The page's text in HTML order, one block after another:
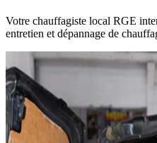
Votre chauffagiste local RGE
entretien et dépannage de